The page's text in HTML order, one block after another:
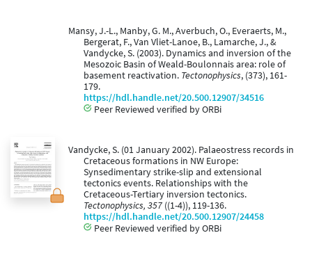
Mansy, J.-L., Manby, G. M., Averbuch, O., Everaerts, M.,
Bergerat, F., Van Vliet-Lanoe, B., Lamarche, J., &
Vandycke, S. (2003). Dynamics and inversion of the
Mesozoic Basin of Weald-Boulonnais area: role of
basement reactivation. Tectonophysics, (373), 161-
179.
https://hdl.handle.net/20.500.12907/34516
Peer Reviewed verified by ORBi
Vandycke, S. (01 January 2002). Palaeostress records in
Cretaceous formations in NW Europe:
Synsedimentary strike-slip and extensional
tectonics events. Relationships with the
Cretaceous-Tertiary inversion tectonics.
Tectonophysics, 357 ((1-4)), 119-136.
https://hdl.handle.net/20.500.12907/24458
Peer Reviewed verified by ORBi